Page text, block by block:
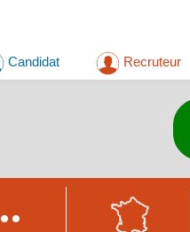
Candidat Recruteur